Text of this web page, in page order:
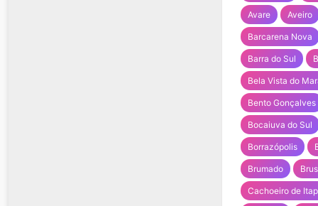
Avare Aveiro
Barcarena Nova
Barra do Sul
Bela Vista do
Bento Gonçalves
Bocaiuva do Sul
Borrazópolis
Brumado
Cachoeiro de